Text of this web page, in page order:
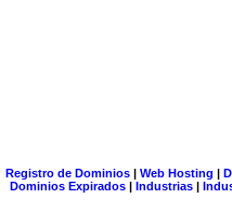
Registro de Dominios| Web Hosting |
Dominios Expirados | Industrias |